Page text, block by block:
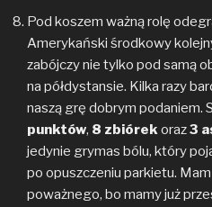
Pod koszem ważną rolę
Amerykański środkowy
zabójczy nie tylko pod samą
na półdystansie. Kilka razy
naszą grę dobrym podaniem.
punktów, 8 zbiórekoraz3
jedynie grymas bólu, który
po opuszczeniu parkietu.
poważnego, bo mamy już